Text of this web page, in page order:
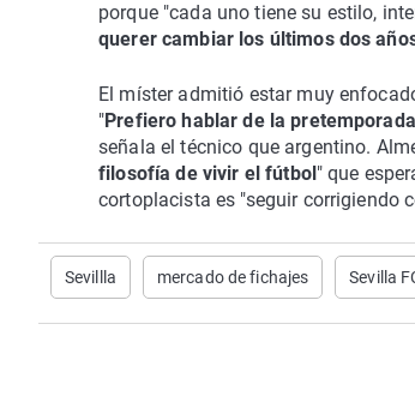
porque "cada uno tiene su estilo,
querer cambiar los últimos dos
El míster admitió estar muy
"Prefiero hablar de la pretemporada
señala el técnico que argentino.
filosofía de vivir el fútbol " que
cortoplacista es "seguir corrigiendo
Sevillla mercado de fichajes Sevilla